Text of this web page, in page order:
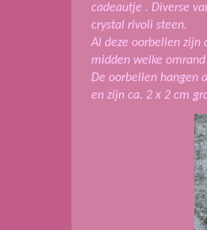
cadeautje . Diverse
crystal rivoli steen.
Al deze oorbellen zijn
midden welke
De oorbellen hangen
en zijn ca. 2 x 2 cm